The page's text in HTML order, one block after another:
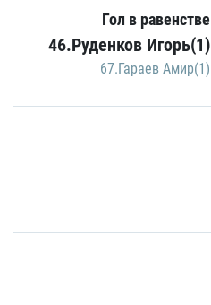
Гол в равенстве
46.Руденков Игорь(1)
67.Гараев Амир(1)